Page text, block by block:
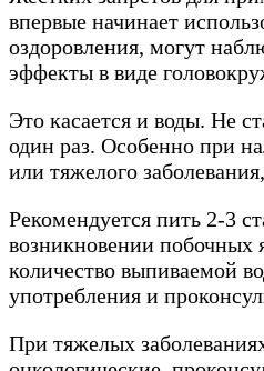
впервые начинает
оздоровления, могут
эффекты в виде
Это касается и воды. Не
один раз. Особенно при
или тяжелого
Рекомендуется пить 2-3
возникновении побочных
количество выпиваемой
употребления и
При тяжелых